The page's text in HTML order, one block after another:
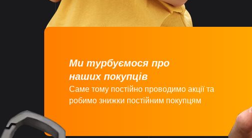
Ми турбуємося про
наших покупців
Саме тому постійно проводимо акції та
робимо знижки постійним покупцям